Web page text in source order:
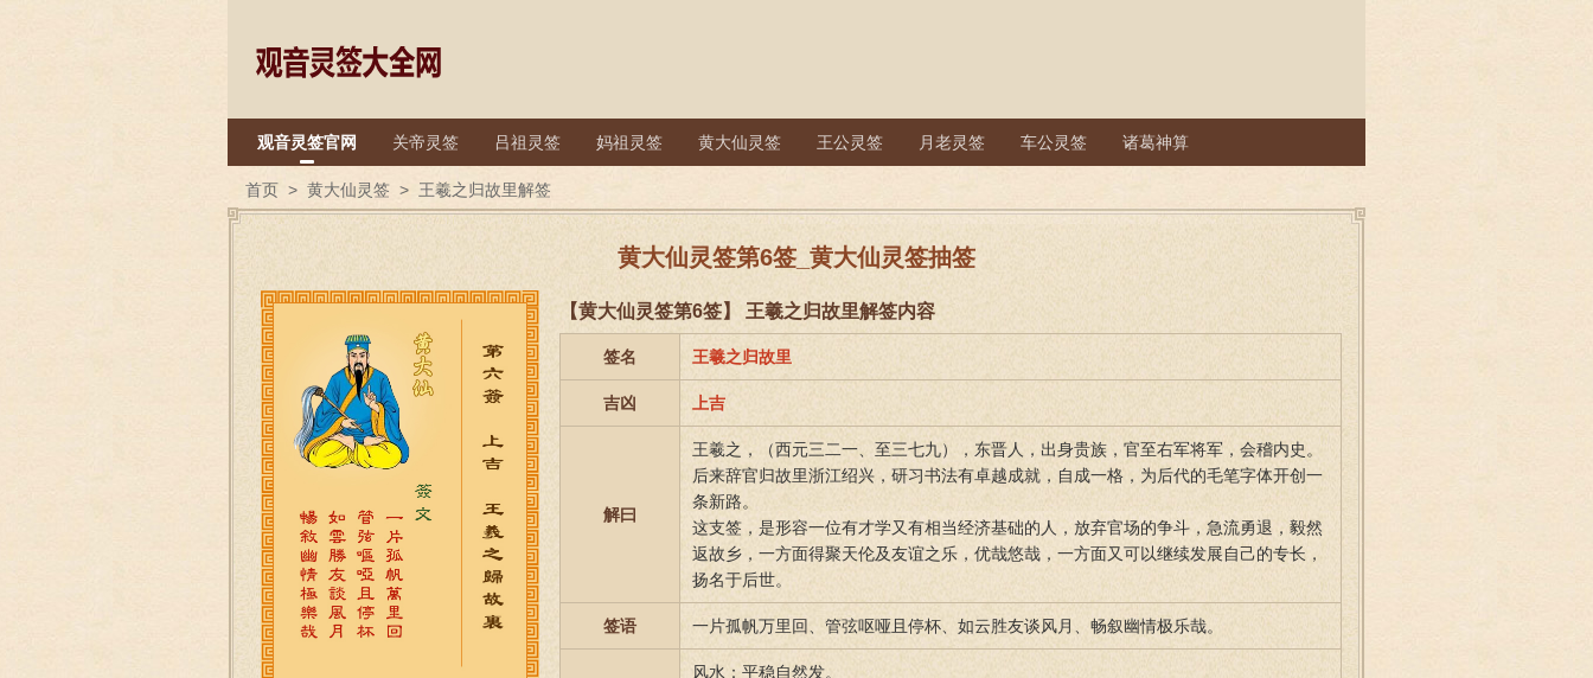
观音灵签官网 关帝灵签 吕祖灵签 妈祖灵签 黄大仙灵签 王公灵签 月老灵签 车公灵签 诸葛神算
首页 > 黄大仙灵签 > 王羲之归故里解签
黄大仙灵签第6签_黄大仙灵签抽签
【黄大仙灵签第6签】 王羲之归故里解签内容
签名 王羲之归故里
吉凶 上吉
解曰
王羲之，（西元三二一、至三七九），东晋人，出身贵族，官至右军将军，会稽内史。
后来辞官归故里浙江绍兴，研习书法有卓越成就，自成一格，为后代的毛笔字体开创一
条新路。
这支签，是形容一位有才学又有相当经济基础的人，放弃官场的争斗，急流勇退，毅然
返故乡，一方面得聚天伦及友谊之乐，优哉悠哉，一方面又可以继续发展自己的专长，
扬名于后世。
签语 一片孤帆万里回、管弦呕哑且停杯、如云胜友谈风月、畅叙幽情极乐哉。
风水：平稳自然发。